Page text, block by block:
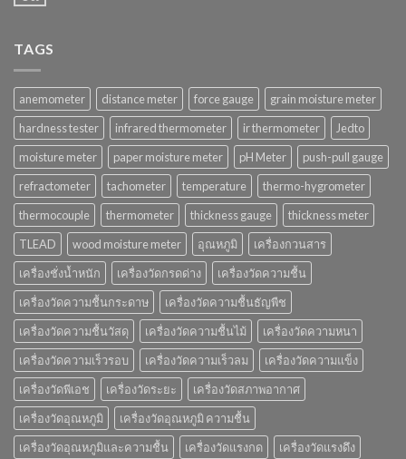
TAGS
anemometer distance meter force gauge
grain moisture meter
hardness tester
infrared thermometer ir thermometer
Jedto
moisture meter
paper moisture meter pH Meter
push-pull gauge
refractometer
tachometer temperature
thermo-hygrometer
thermocouple
thermometer thickness gauge
thickness meter
TLEAD
wood moisture meter อุณหภูมิ
เครื่องกวนสาร
เครื่องชั่งน้ำหนัก
เครื่องวัดกรดด่าง
เครื่องวัดความชื้น
เครื่องวัดความชื้นกระดาษ
เครื่องวัดความชื้นธัญพืช
เครื่องวัดความชื้นวัสดุ
เครื่องวัดความชื้นไม้
เครื่องวัดความหนา
เครื่องวัดความเร็วรอบ
เครื่องวัดความเร็วลม
เครื่องวัดความแข็ง
เครื่องวัดพีเอช
เครื่องวัดระยะ
เครื่องวัดสภาพอากาศ
เครื่องวัดอุณหภูมิ
เครื่องวัดอุณหภูมิ ความชื้น
เครื่องวัดอุณหภูมิและความชื้น
เครื่องวัดแรงกด เครื่องวัดแรงดึง